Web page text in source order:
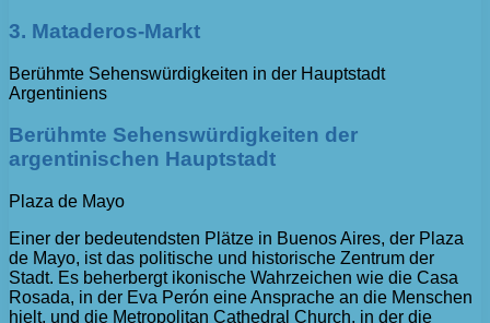
3. Mataderos-Markt
Berühmte Sehenswürdigkeiten in der Hauptstadt
Argentiniens
Berühmte Sehenswürdigkeiten der
argentinischen Hauptstadt
Plaza de Mayo
Einer der bedeutendsten Plätze in Buenos Aires, der Plaza
de Mayo, ist das politische und historische Zentrum der
Stadt. Es beherbergt ikonische Wahrzeichen wie die Casa
Rosada, in der Eva Perón eine Ansprache an die Menschen
hielt, und die Metropolitan Cathedral Church, in der die